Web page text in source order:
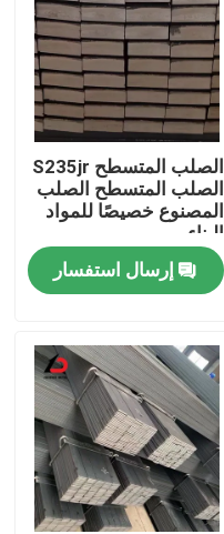
الصلب المتسطح S235jr
الصلب المتسطح الصلب
المصنوع خصيصًا للمواد
البناء
إرسال استفسار